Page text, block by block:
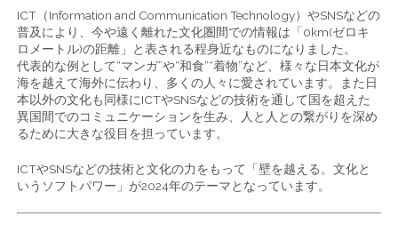
ICT（Information and Communication Technology）やSNSなどの
普及により、今や遠く離れた文化圏間での情報は「0km(ゼロキ
ロメートル)の距離」と表される程身近なものになりました。
代表的な例として“マンガ”や“和食”“着物”など、様々な日本文化が
海を越えて海外に伝わり、多くの人々に愛されています。また日
本以外の文化も同様にICTやSNSなどの技術を通して国を超えた
異国間でのコミュニケーションを生み、人と人との繋がりを深め
るために大きな役目を担っています。
ICTやSNSなどの技術と文化の力をもって「壁を越える。文化と
いうソフトパワー」が2024年のテーマとなっています。